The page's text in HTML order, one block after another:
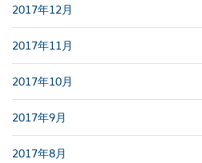
2017年12月
2017年11月
2017年10月
2017年9月
2017年8月